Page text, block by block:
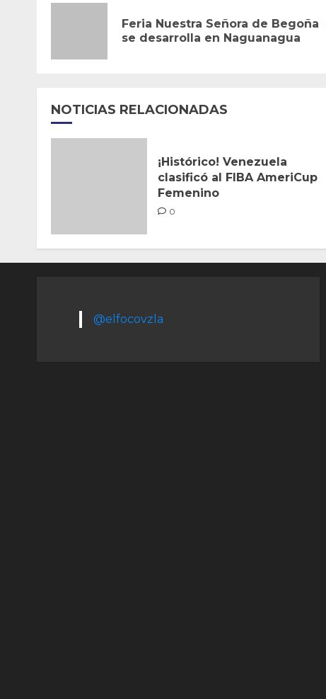
entradas
Feria Nuestra Señora de Begoña
se desarrolla en Naguanagua
NOTICIAS RELACIONADAS
¡Histórico! Venezuela
clasificó al FIBA AmeriCup
Femenino
0
@elfocovzla